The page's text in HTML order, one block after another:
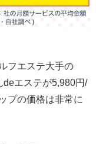
フエステ大手の
deエステが5,980円/
プの価格は非常に